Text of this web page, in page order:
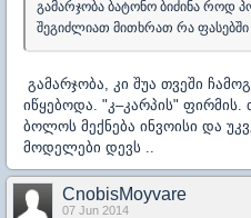
გამარჯობა ბატონო ბიძინა როდ
შეგიძლიათ მითხრათ რა
გამარჯობა, კი შუა თვეში
იწყებოდა. "კ–კარპის" ფირმის.
ბოლოს მექნება ინვოისი და
მოდელები დევს ..
CnobisMoyvare
07 Jun 2014